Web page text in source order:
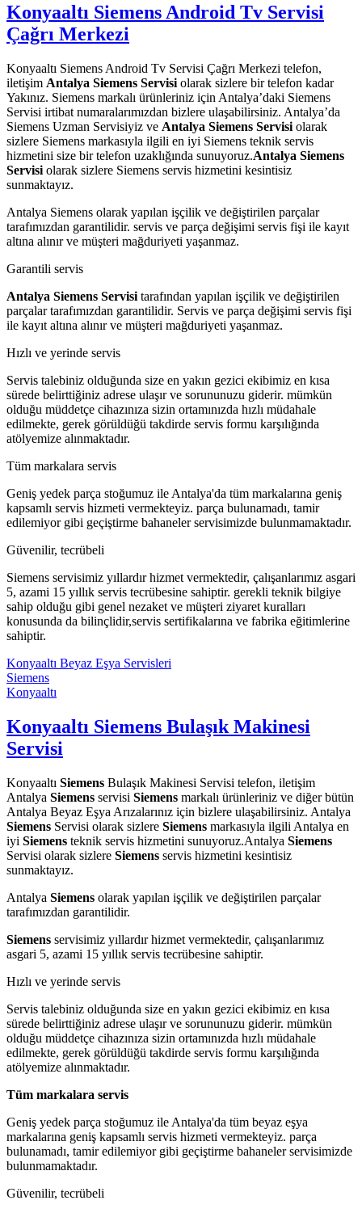
Konyaaltı Siemens Android Tv Servisi
Çağrı Merkezi
Konyaaltı Siemens Android Tv Servisi Çağrı Merkezi telefon,
iletişim Antalya Siemens Servisi olarak sizlere bir telefon kadar
Yakınız. Siemens markalı ürünleriniz için Antalya’daki Siemens
Servisi irtibat numaralarımızdan bizlere ulaşabilirsiniz. Antalya’da
Siemens Uzman Servisiyiz ve Antalya Siemens Servisi olarak
sizlere Siemens markasıyla ilgili en iyi Siemens teknik servis
hizmetini size bir telefon uzaklığında sunuyoruz.Antalya Siemens
Servisi olarak sizlere Siemens servis hizmetini kesintisiz
sunmaktayız.
Antalya Siemens olarak yapılan işçilik ve değiştirilen parçalar
tarafımızdan garantilidir. servis ve parça değişimi servis fişi ile kayıt
altına alınır ve müşteri mağduriyeti yaşanmaz.
Garantili servis
Antalya Siemens Servisi tarafından yapılan işçilik ve değiştirilen
parçalar tarafımızdan garantilidir. Servis ve parça değişimi servis fişi
ile kayıt altına alınır ve müşteri mağduriyeti yaşanmaz.
Hızlı ve yerinde servis
Servis talebiniz olduğunda size en yakın gezici ekibimiz en kısa
sürede belirttiğiniz adrese ulaşır ve sorununuzu giderir. mümkün
olduğu müddetçe cihazınıza sizin ortamınızda hızlı müdahale
edilmekte, gerek görüldüğü takdirde servis formu karşılığında
atölyemize alınmaktadır.
Tüm markalara servis
Geniş yedek parça stoğumuz ile Antalya'da tüm markalarına geniş
kapsamlı servis hizmeti vermekteyiz. parça bulunamadı, tamir
edilemiyor gibi geçiştirme bahaneler servisimizde bulunmamaktadır.
Güvenilir, tecrübeli
Siemens servisimiz yıllardır hizmet vermektedir, çalışanlarımız asgari
5, azami 15 yıllık servis tecrübesine sahiptir. gerekli teknik bilgiye
sahip olduğu gibi genel nezaket ve müşteri ziyaret kuralları
konusunda da bilinçlidir,servis sertifikalarına ve fabrika eğitimlerine
sahiptir.
Konyaaltı Beyaz Eşya Servisleri
Siemens
Konyaaltı
Konyaaltı Siemens Bulaşık Makinesi
Servisi
Konyaaltı Siemens Bulaşık Makinesi Servisi telefon, iletişim
Antalya Siemens servisi Siemens markalı ürünleriniz ve diğer bütün
Antalya Beyaz Eşya Arızalarınız için bizlere ulaşabilirsiniz. Antalya
Siemens Servisi olarak sizlere Siemens markasıyla ilgili Antalya en
iyi Siemens teknik servis hizmetini sunuyoruz.Antalya Siemens
Servisi olarak sizlere Siemens servis hizmetini kesintisiz
sunmaktayız.
Antalya Siemens olarak yapılan işçilik ve değiştirilen parçalar
tarafımızdan garantilidir.
Siemens servisimiz yıllardır hizmet vermektedir, çalışanlarımız
asgari 5, azami 15 yıllık servis tecrübesine sahiptir.
Hızlı ve yerinde servis
Servis talebiniz olduğunda size en yakın gezici ekibimiz en kısa
sürede belirttiğiniz adrese ulaşır ve sorununuzu giderir. mümkün
olduğu müddetçe cihazınıza sizin ortamınızda hızlı müdahale
edilmekte, gerek görüldüğü takdirde servis formu karşılığında
atölyemize alınmaktadır.
Tüm markalara servis
Geniş yedek parça stoğumuz ile Antalya'da tüm beyaz eşya
markalarına geniş kapsamlı servis hizmeti vermekteyiz. parça
bulunamadı, tamir edilemiyor gibi geçiştirme bahaneler servisimizde
bulunmamaktadır.
Güvenilir, tecrübeli